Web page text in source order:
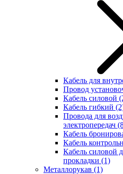
Кабель для
Провод
Кабель силовой
Кабель гибкий
Провода для
электропередач
Кабель
Кабель
Кабель силовой
прокладки (1)
Металлорукав (1)